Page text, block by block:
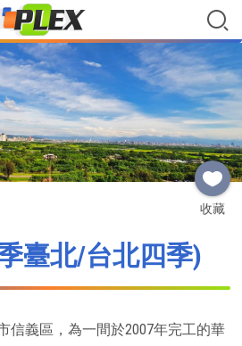
收藏
臺北/台北四季)
信義區，為一間於2007年完工的華